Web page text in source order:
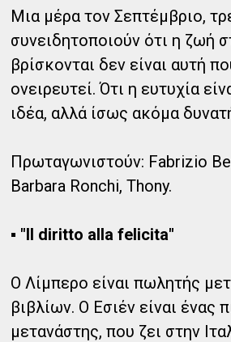
Μια μέρα τον Σεπτέμβριο,
συνειδητοποιούν ότι η ζωή
βρίσκονται δεν είναι αυτή
ονειρευτεί. Ότι η ευτυχία
ιδέα, αλλά ίσως ακόμα
Πρωταγωνιστούν: Fabrizio
Barbara Ronchi, Thony.
▪ "Il diritto alla felicita"
Ο Λίμπερο είναι πωλητής
βιβλίων. Ο Εσιέν είναι ένας
μετανάστης, που ζει στην